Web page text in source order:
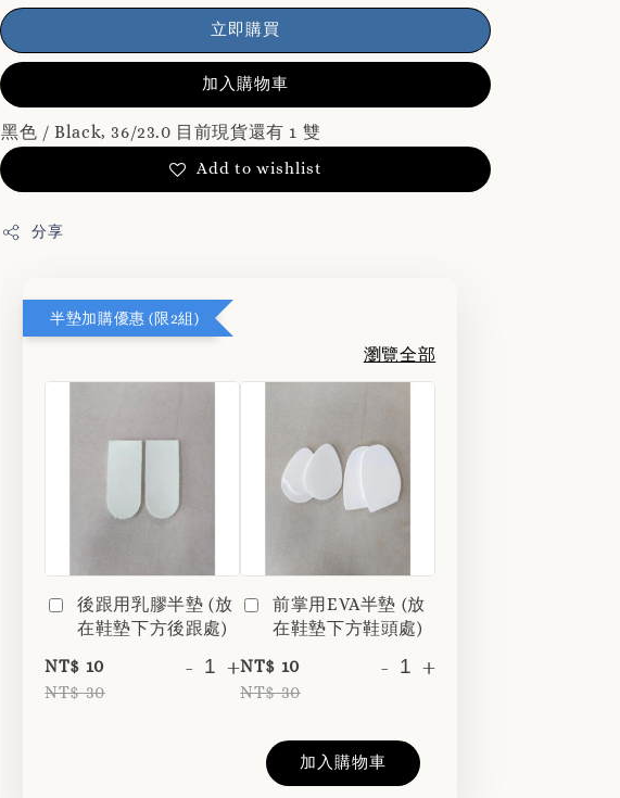
立即購買
加入購物車
黑色 / Black, 36/23.0 目前現貨還有 1 雙
Add to wishlist
分享
半墊加購優惠 (限2組)
瀏覽全部
後跟用乳膠半墊 (放
在鞋墊下方後跟處)
NT$ 10
NT$ 30
- +
前掌用EVA半墊 (放
在鞋墊下方鞋頭處)
NT$ 10
NT$ 30
- +
加入購物車